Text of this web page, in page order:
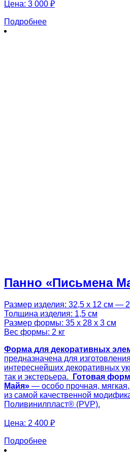
Цена: 3 000 ₽
Подробнее
Панно «Письмена
Размер изделия: 32,5 х 12 см —
Толщина изделия: 1,5 см
Размер формы: 35 х 28 х 3 см
Вес формы: 2 кг
Форма для декоративных
предназначена для
интереснейших декоративных
так и экстерьера.
Готовая
Майя» — особо прочная,
из самой качественной
Поливинилпласт® (PVP).
Цена: 2 400 ₽
Подробнее